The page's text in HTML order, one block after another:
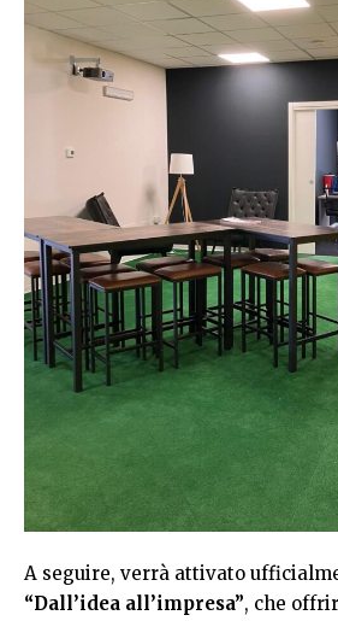
A seguire, verrà attivato
“Dall’idea all’impresa”, che